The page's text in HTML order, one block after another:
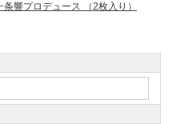
o
響プロデュース （2枚入り）